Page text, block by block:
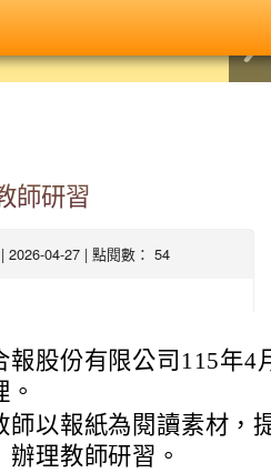
師研習
| 2026-04-27 | 點閱數： 54
報股份有限公司115年4
師以報紙為閱讀素材，
辦理教師研習。